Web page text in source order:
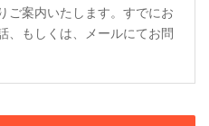
ご案内いたします。すでにお
、もしくは、メールにてお問